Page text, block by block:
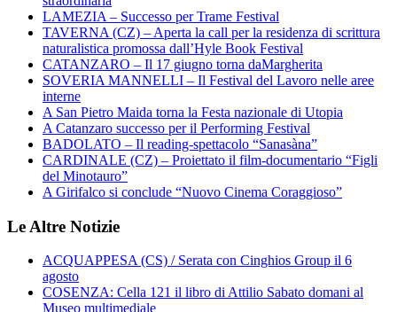
LAMEZIA – Successo per Trame Festival
TAVERNA (CZ) – Aperta la call per la residenza di scrittura
naturalistica promossa dall’Hyle Book Festival
CATANZARO – Il 17 giugno torna daMargherita
SOVERIA MANNELLI – Il Festival del Lavoro nelle aree
interne
A San Pietro Maida torna la Festa nazionale di Utopia
A Catanzaro successo per il Performing Festival
BADOLATO – Il reading-spettacolo “Sanasàna”
CARDINALE (CZ) – Proiettato il film-documentario “Figli
del Minotauro”
A Girifalco si conclude “Nuovo Cinema Coraggioso”
Le Altre Notizie
ACQUAPPESA (CS) / Serata con Cinghios Group il 6
agosto
COSENZA: Cella 121 il libro di Attilio Sabato domani al
Museo multimediale